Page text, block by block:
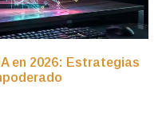
en 2026: Estrategias